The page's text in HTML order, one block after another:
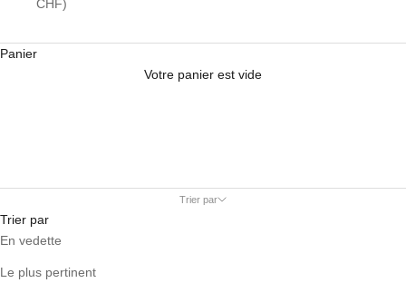
CHF)
Panier
Votre panier est vide
Trier par
Trier par
En vedette
Le plus pertinent